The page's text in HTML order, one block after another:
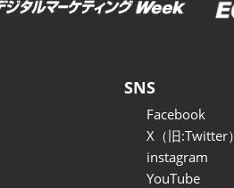
SNS
Facebook
X（旧:Twitter）
instagram
YouTube